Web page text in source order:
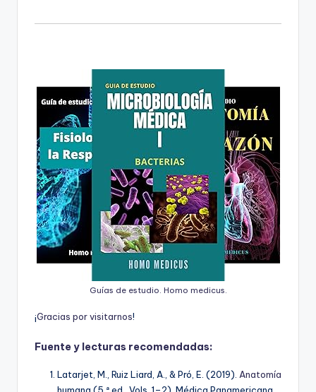
Guías de estudio. Homo medicus.
¡Gracias porvisitarnos!
Fuente y lecturas recomendadas:
Latarjet, M., Ruiz Liard, A., & Pró, E. (2019). Anatomía
humana (5.ª ed., Vols. 1–2). Médica Panamericana.